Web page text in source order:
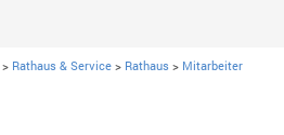
> Rathaus & Service > Rathaus > Mitarbeiter